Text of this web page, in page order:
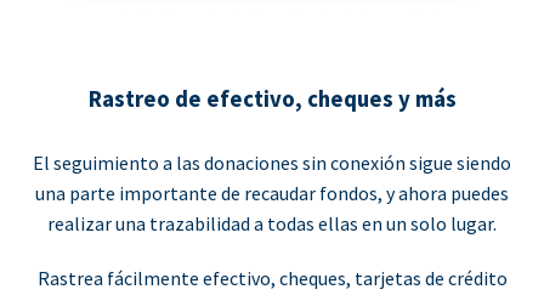
Rastreo de efectivo, cheques y más
El seguimiento a las donaciones sin conexión sigue siendo
una parte importante de recaudar fondos, y ahora puedes
realizar una trazabilidad a todas ellas en un solo lugar.
Rastrea fácilmente efectivo, cheques, tarjetas de crédito